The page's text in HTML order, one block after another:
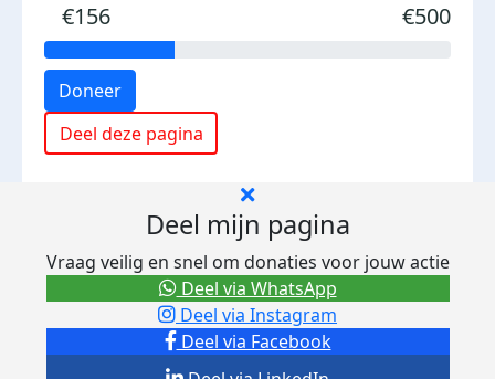
€156 €500
Doneer
Deel deze pagina
Deel mijn pagina
Vraag veilig en snel om donaties voor jouw actie
Deel via Facebook
Deel via Instagram
Deel via WhatsApp